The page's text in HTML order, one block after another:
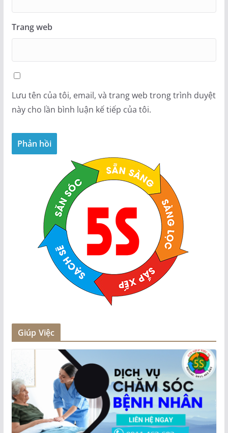
Trang web
Lưu tên của tôi, email, và trang web trong trình duyệt
này cho lần bình luận kế tiếp của tôi.
Giúp Việc